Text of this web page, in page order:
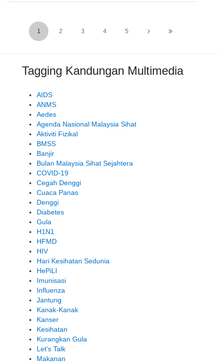
1 2 3 4 5
Tagging Kandungan Multimedia
AIDS
ANMS
Aedes
Agenda Nasional Malaysia Sihat
Aktiviti Fizikal
BMSS
Banjir
Bulan Malaysia Sihat Sejahtera
COVID-19
Cegah Denggi
Cuaca Panas
Denggi
Diabetes
Gula
H1N1
HFMD
HIV
Hari Kesihatan Sedunia
HePiLI
Imunisasi
Influenza
Jantung
Kanak-Kanak
Kanser
Kesihatan
Kurangkan Gula
Let's Talk
Makanan